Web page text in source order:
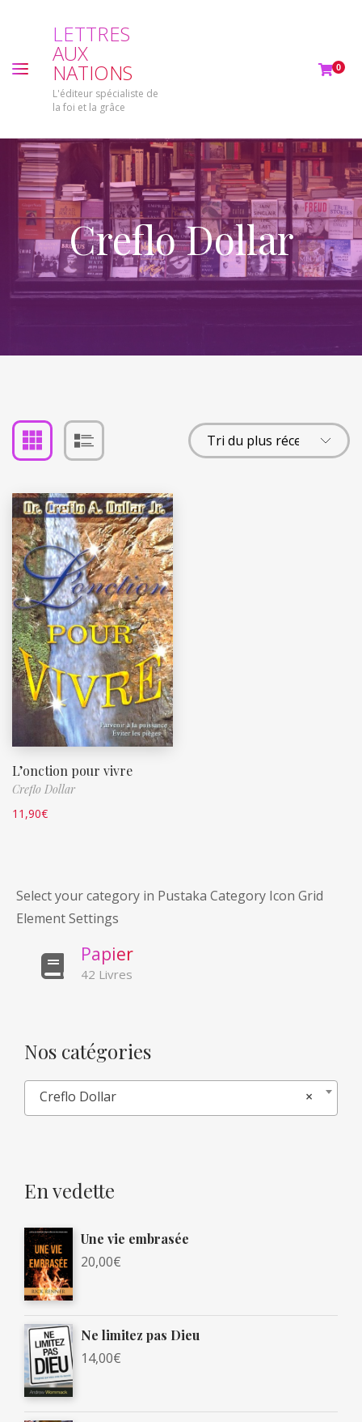
LETTRES
AUX
NATIONS
L'éditeur spécialiste de
la foi et la grâce
0
Creflo Dollar
L’onction pour vivre
Creflo Dollar
11,90€
Select your category in Pustaka Category Icon Grid
Element Settings
Papier
42 Livres
Nos catégories
×
Creflo Dollar
En vedette
Une vie embrasée
20,00€
Ne limitez pas Dieu
14,00€